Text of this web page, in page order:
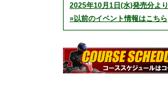
2025年10月1日(水)発売分より
»以前のイベント情報はこちら